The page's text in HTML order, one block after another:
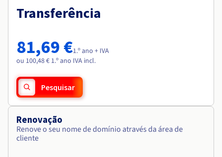
Transferência
81,69 €1.º ano + IVA
ou 100,48 € 1.º ano IVA incl.
Pesquisar
Renovação
Renove o seu nome de domínio através da área de
cliente